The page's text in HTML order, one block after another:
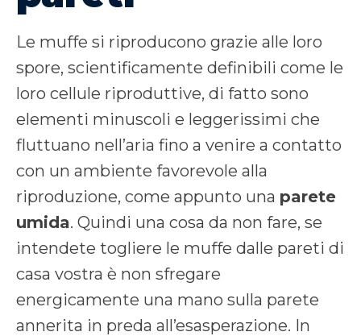
Le muffe si riproducono grazie alle loro
spore, scientificamente definibili come le
loro cellule riproduttive, di fatto sono
elementi minuscoli e leggerissimi che
fluttuano nell’aria fino a venire a contatto
con un ambiente favorevole alla
riproduzione, come appunto una parete
umida. Quindi una cosa da non fare, se
intendete togliere le muffe dalle pareti di
casa vostra è non sfregare
energicamente una mano sulla parete
annerita in preda all’esasperazione. In